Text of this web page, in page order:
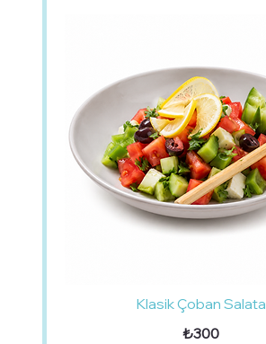
Klasik Çoban Salata
₺300